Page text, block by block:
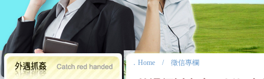
． Home / 徵信專欄